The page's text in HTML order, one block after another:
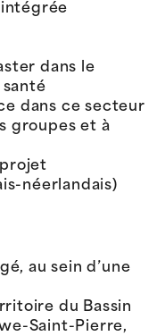
dans le
dans ce secteur
groupes et à
néerlandais)
au sein d’une
du Bassin
Saint-Pierre,